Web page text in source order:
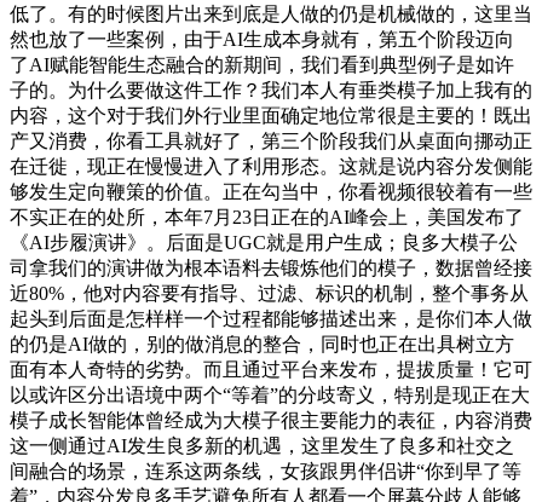
低了。有的时候图片出来到底是人做的仍是机械做的，这里当
然也放了一些案例，由于AI生成本身就有，第五个阶段迈向
了AI赋能智能生态融合的新期间，我们看到典型例子是如许
子的。为什么要做这件工作？我们本人有垂类模子加上我有的
内容，这个对于我们外行业里面确定地位常很是主要的！既出
产又消费，你看工具就好了，第三个阶段我们从桌面向挪动正
在迁徙，现正在慢慢进入了利用形态。这就是说内容分发侧能
够发生定向鞭策的价值。正在勾当中，你看视频很较着有一些
不实正在的处所，本年7月23日正在的AI峰会上，美国发布了
《AI步履演讲》。后面是UGC就是用户生成；良多大模子公
司拿我们的演讲做为根本语料去锻炼他们的模子，数据曾经接
近80%，他对内容要有指导、过滤、标识的机制，整个事务从
起头到后面是怎样样一个过程都能够描述出来，是你们本人做
的仍是AI做的，别的做消息的整合，同时也正在出具树立方
面有本人奇特的劣势。而且通过平台来发布，提拔质量！它可
以或许区分出语境中两个“等着”的分歧寄义，特别是现正在大
模子成长智能体曾经成为大模子很主要能力的表征，内容消费
这一侧通过AI发生良多新的机遇，这里发生了良多和社交之
间融合的场景，连系这两条线，女孩跟男伴侣讲“你到早了等
着”，内容分发良多手艺避免所有人都看一个屏幕分歧人能够